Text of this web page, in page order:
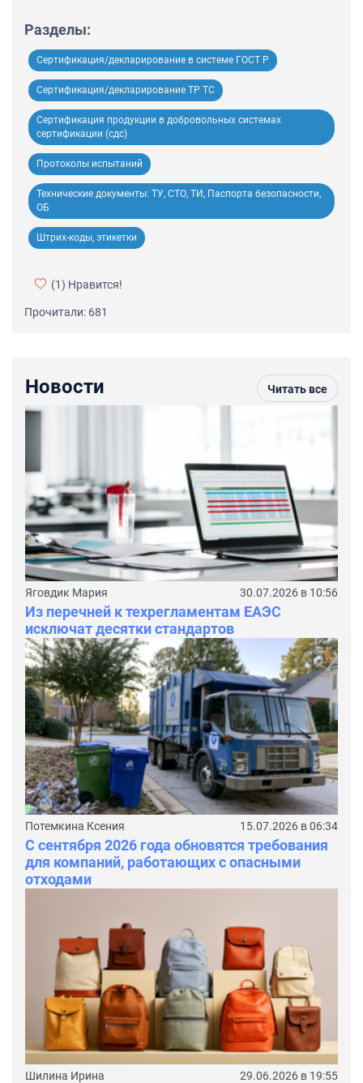
Разделы:
Сертификация/декларирование в системе ГОСТ Р
Сертификация/декларирование ТР ТС
Сертификация продукции в добровольных системах
сертификации (сдс)
Протоколы испытаний
Технические документы: ТУ, СТО, ТИ, Паспорта безопасности,
ОБ
Штрих-коды, этикетки
(1) Нравится!
Прочитали: 681
Новости Читать все
Яговдик Мария 30.07.2026 в 10:56
Из перечней к техрегламентам ЕАЭС
исключат десятки стандартов
Потемкина Ксения 15.07.2026 в 06:34
С сентября 2026 года обновятся требования
для компаний, работающих с опасными
отходами
Шилина Ирина 29.06.2026 в 19:55